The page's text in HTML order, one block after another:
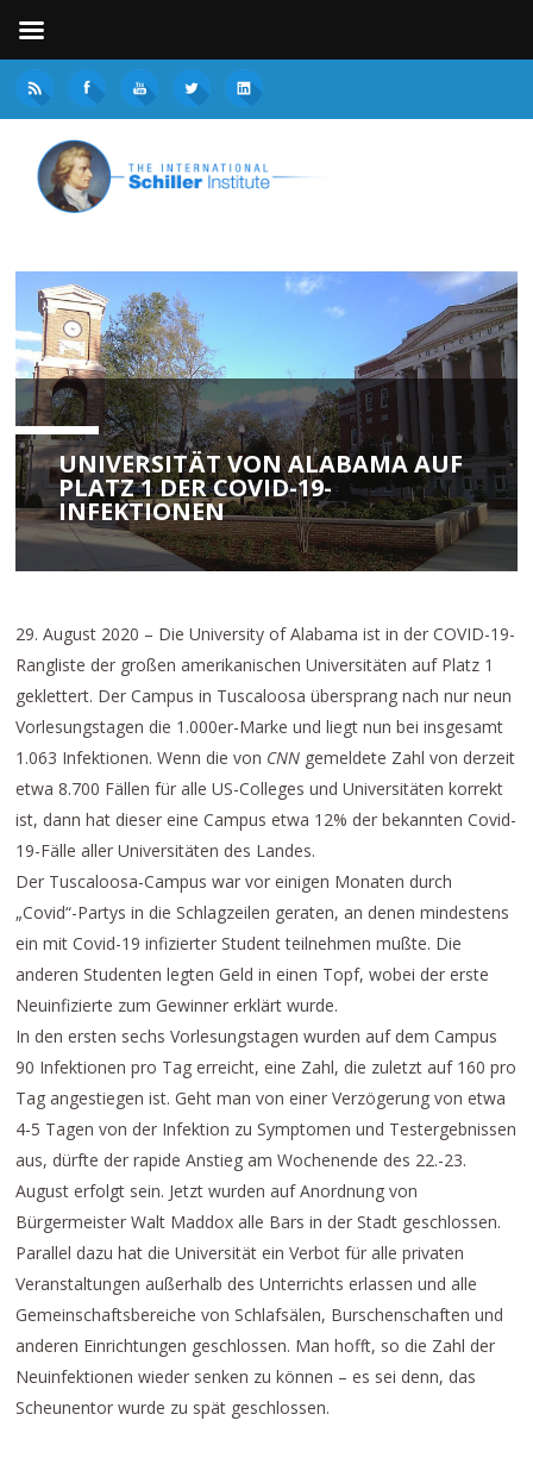
UNIVERSITÄT VON ALABAMA AUF
PLATZ 1 DER COVID-19-
INFEKTIONEN
29. August 2020 – Die University of Alabama ist in der COVID-19-
Rangliste der großen amerikanischen Universitäten auf Platz 1
geklettert. Der Campus in Tuscaloosa übersprang nach nur neun
Vorlesungstagen die 1.000er-Marke und liegt nun bei insgesamt
1.063 Infektionen. Wenn die von CNN gemeldete Zahl von derzeit
etwa 8.700 Fällen für alle US-Colleges und Universitäten korrekt
ist, dann hat dieser eine Campus etwa 12% der bekannten Covid-
19-Fälle aller Universitäten des Landes.
Der Tuscaloosa-Campus war vor einigen Monaten durch
„Covid“-Partys in die Schlagzeilen geraten, an denen mindestens
ein mit Covid-19 infizierter Student teilnehmen mußte. Die
anderen Studenten legten Geld in einen Topf, wobei der erste
Neuinfizierte zum Gewinner erklärt wurde.
In den ersten sechs Vorlesungstagen wurden auf dem Campus
90 Infektionen pro Tag erreicht, eine Zahl, die zuletzt auf 160 pro
Tag angestiegen ist. Geht man von einer Verzögerung von etwa
4-5 Tagen von der Infektion zu Symptomen und Testergebnissen
aus, dürfte der rapide Anstieg am Wochenende des 22.-23.
August erfolgt sein. Jetzt wurden auf Anordnung von
Bürgermeister Walt Maddox alle Bars in der Stadt geschlossen.
Parallel dazu hat die Universität ein Verbot für alle privaten
Veranstaltungen außerhalb des Unterrichts erlassen und alle
Gemeinschaftsbereiche von Schlafsälen, Burschenschaften und
anderen Einrichtungen geschlossen. Man hofft, so die Zahl der
Neuinfektionen wieder senken zu können – es sei denn, das
Scheunentor wurde zu spät geschlossen.